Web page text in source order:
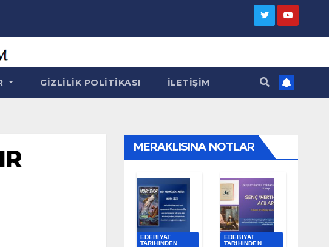
GIZLILIK POLITIKASI İLETIŞIM
MERAKLISINA NOTLAR
EDEBIYAT
TARIHINDEN
EDEBIYAT
TARIHINDEN